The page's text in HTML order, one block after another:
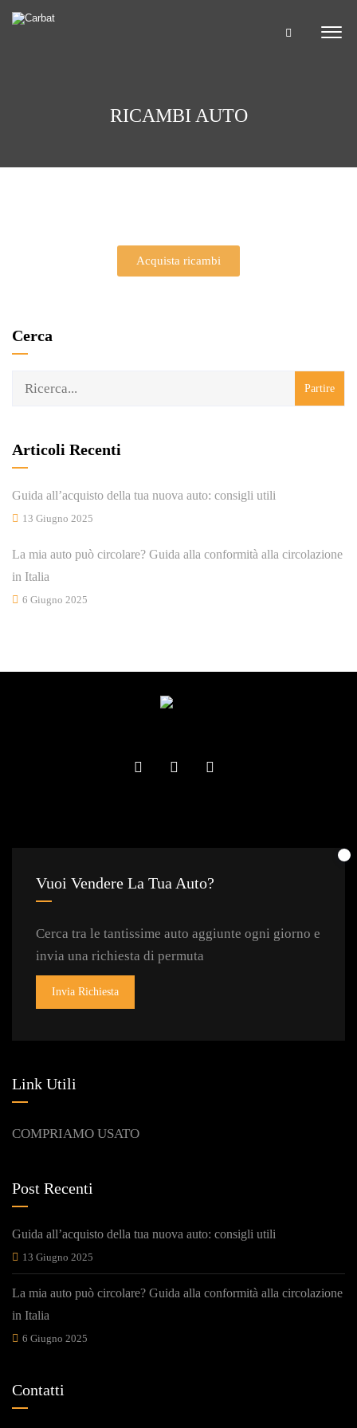
RICAMBI AUTO
Acquista ricambi
Cerca
Articoli Recenti
Guida all’acquisto della tua nuova auto: consigli utili
13 Giugno 2025
La mia auto può circolare? Guida alla conformità alla circolazione
in Italia
6 Giugno 2025
Vuoi Vendere La Tua Auto?
Cerca tra le tantissime auto aggiunte ogni giorno e
invia una richiesta di permuta
Invia Richiesta
Link Utili
COMPRIAMO USATO
Post Recenti
Guida all’acquisto della tua nuova auto: consigli utili
13 Giugno 2025
La mia auto può circolare? Guida alla conformità alla circolazione
in Italia
6 Giugno 2025
Contatti